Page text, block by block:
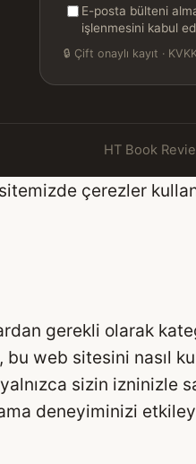
adresiniz
E-posta bülteni
işlenmesini kabul
🔒 Çift onaylı kayıt ·
HT Book
çerezler
gerekli olarak
web sitesini nasıl
sizin izninizle
deneyiminizi